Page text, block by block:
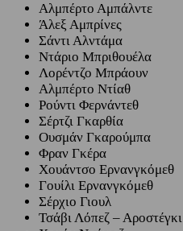
Αλμπέρτο Αμπάλντε
Άλεξ Αμπρίνες
Σάντι Αλντάμα
Ντάριο Μπριθουέλα
Λορέντζο Μπράουν
Αλμπέρτο Ντίαθ
Ρούντι Φερνάντεθ
Σέρτζι Γκαρθία
Ουσμάν Γκαρούμπα
Φραν Γκέρα
Χουάντσο Ερνανγκόμεθ
Γουίλι Ερνανγκόμεθ
Σέρχιο Γιουλ
Τσάβι Λόπεζ – Αροστέγκι